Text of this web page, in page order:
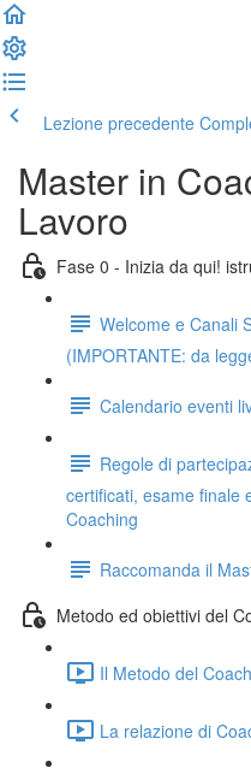
Lezione precedente
Master in
Lavoro
Fase 0 - Inizia da qui!
Welcome e Canali
(IMPORTANTE: da
Calendario eventi
Regole di
certificati, esame finale
Coaching
Raccomanda il
Metodo ed obiettivi del
Il Metodo del
La relazione di